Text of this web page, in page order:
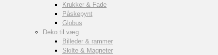
Krukker & Fade
Påskepynt
Globus
Deko til væg
Billeder & rammer
Skilte & Magneter